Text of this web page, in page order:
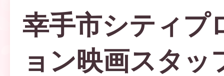
幸手市シティプ
ョン映画スタッ